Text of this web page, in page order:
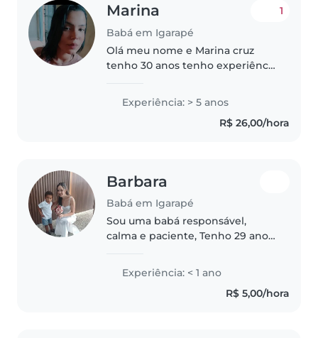
Marina
Babá em Igarapé
1
Olá meu nome e Marina cruz
tenho 30 anos tenho experiência
noturno aos sábados feriados
também estou disponível para..
Experiência: > 5 anos
R$ 26,00/hora
Barbara
Babá em Igarapé
Sou uma babá responsável,
calma e paciente, Tenho 29 anos
anos, sou formada em Tecnologia
em Gestão Comercial. Tenho
carro e disponibilidade para
Experiência: < 1 ano
R$ 5,00/hora